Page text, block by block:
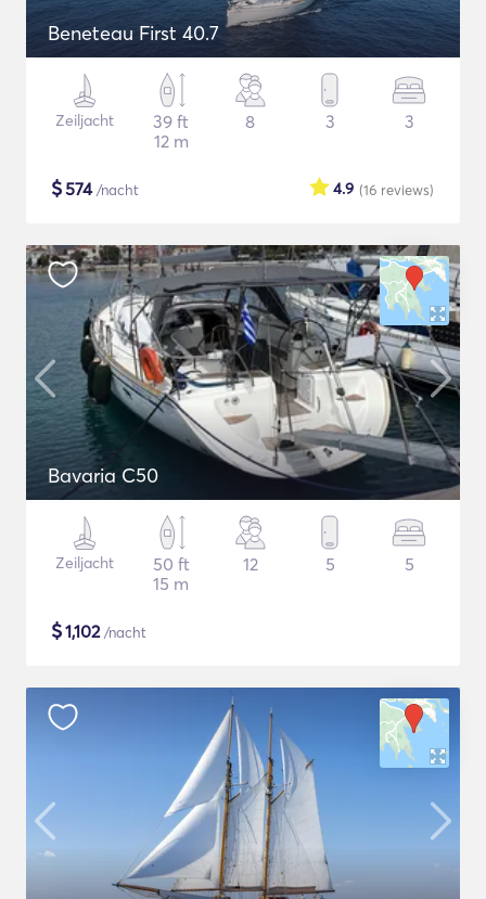
Beneteau First 40.7
Zeiljacht
39 ft
12 m
8 3 3
$574/nacht (16 reviews)
4.9
Bavaria C50
Zeiljacht
50 ft
15 m
12 5 5
$1,102/nacht